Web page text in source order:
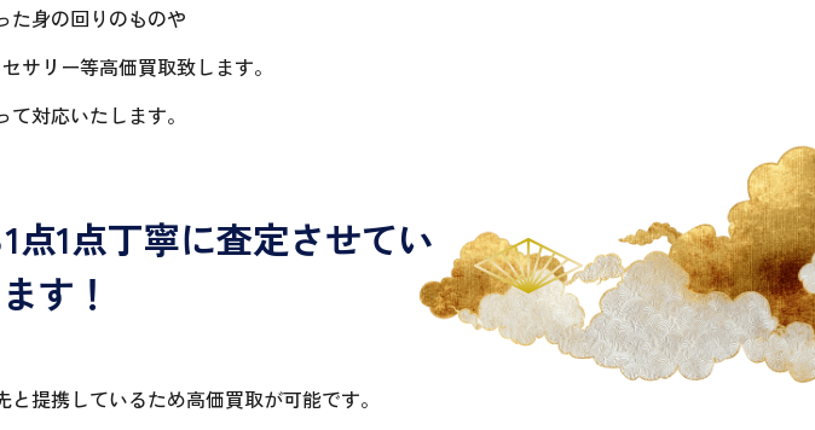
た身の回りのものや
サリー等高価買取致します。
対応いたします。
1点丁寧に査定させてい
す！
提携しているため高価買取が可能です。